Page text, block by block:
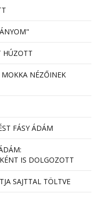
HÚZOTT
MOKKA NÉZŐINEK
FÁSY ÁDÁM
IS DOLGOZOTT
SAJTTAL TÖLTVE